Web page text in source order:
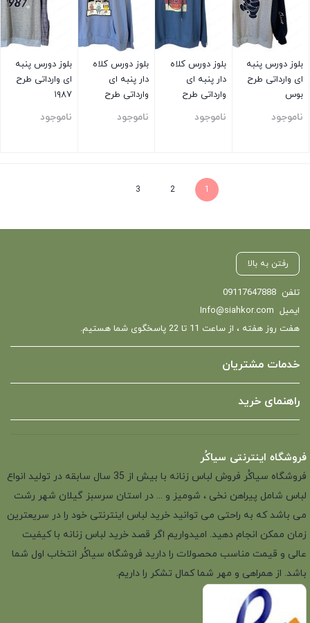
بلوز دورس پنبه
ای وارداتی طرح
بوس
ناموجود
بلوز دورس کلاه
دار پنبه ای
وارداتی طرح
ناموجود
بلوز دورس کلاه
دار پنبه ای
وارداتی طرح
ناموجود
بلوز دورس پنبه
ای وارداتی طرح
۱۹۸۷
ناموجود
1
2
3
رفتن به بالا
تلفن 09117647888
ایمیل Info@siahkor.com
هفت روز هفته ، از ساعت 11 تا 22 پاسخگوی شما هستیم.
خدمات مشتریان
راهنمای خرید
فروشگاه اینترنتی سیاکُر
فروشگاه سیاکُر فروش لباس زنانه با بیش از 35 سال سابقه در تولید انواع
لباس شامل پیراهن نخی ، شومیز و ... در استان سرسبز گیلان شهر رشت
می باشد که به راحتی می توانید خرید لباس اینترنتی خود را در سریعترین
زمان ممکن انجام دهید. امیدواریم اگر قصد خرید لباس زنانه با کیفیت
عالی و قیمت مناسب محصولات را دارید فروشگاه سیاکُر انتخاب اول شما
باشد. از همراهی و مهر شما کمال تشکر را داریم.